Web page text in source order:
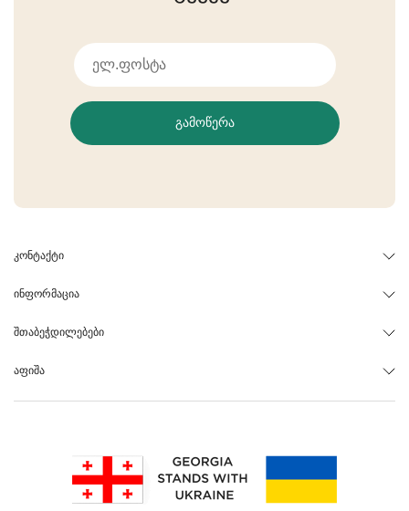
ᲒᲐᲛᲝᲬᲔᲠᲐ
ᲙᲝᲜᲢᲐᲥᲢᲘ
ᲘᲜᲤᲝᲠᲛᲐᲪᲘᲐ
ᲨᲗᲐᲑᲔᲭᲓᲘᲚᲔᲑᲔᲑᲘ
ᲐᲤᲘᲨᲐ